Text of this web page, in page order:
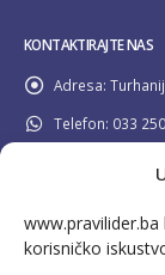
korisničko
KONTAKTIRAJTE NAS
Adresa:
Telefon: 033